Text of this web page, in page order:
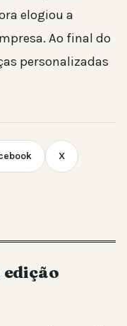
elogiou a
Ao final do
personalizadas
X
edição